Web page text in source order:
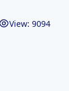
View: 9094